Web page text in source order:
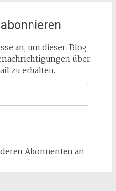
an, um diesen Blog
über
zu erhalten.
Abonnenten an